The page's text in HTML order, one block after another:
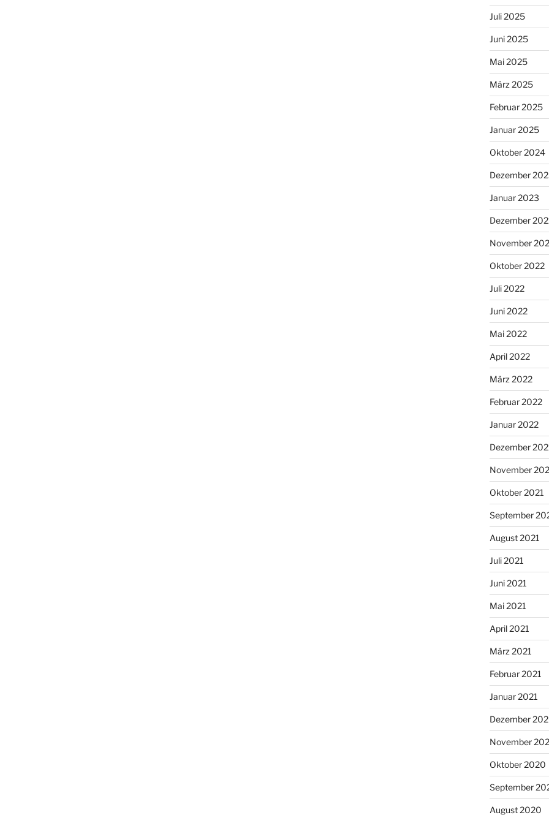
Juli 2025
Juni 2025
Mai 2025
März 2025
Februar 2025
Januar 2025
Oktober 2024
Dezember
Januar 2023
Dezember
November
Oktober 2022
Juli 2022
Juni 2022
Mai 2022
April 2022
März 2022
Februar 2022
Januar 2022
Dezember
November
Oktober 2021
September
August 2021
Juli 2021
Juni 2021
Mai 2021
April 2021
März 2021
Februar 2021
Januar 2021
Dezember
November
Oktober 2020
September
August 2020